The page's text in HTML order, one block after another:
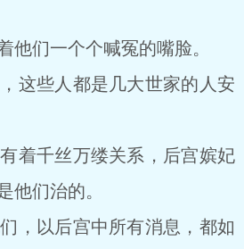
们一个个喊冤的嘴脸。
些人都是几大世家的人安
千丝万缕关系，后宫嫔妃
他们治的。
以后宫中所有消息，都如